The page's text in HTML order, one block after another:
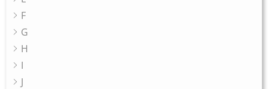
F
G
H
I
J